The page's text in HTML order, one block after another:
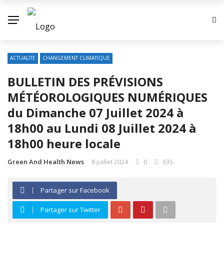
ACTUALITE CHANGEMENT CLIMATIQUE
BULLETIN DES PRÉVISIONS
MÉTÉOROLOGIQUES NUMÉRIQUES
du Dimanche 07 Juillet 2024 à
18h00 au Lundi 08 Juillet 2024 à
18h00 heure locale
Green And Health News 8 juillet 2024 0 635
Partager sur Facebook
Partager sur Twitter